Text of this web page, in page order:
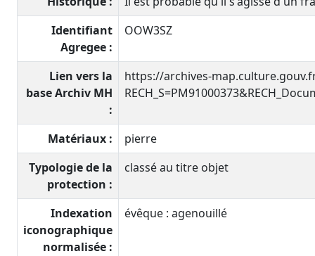
Identifiant
Agregee :
OOW3SZ
Lien vers la
base Archiv MH
:
https://archives-
Matériaux :
pierre
Typologie de la
protection :
classé au titre objet
Indexation
iconographique
normalisée :
évêque : agenouillé